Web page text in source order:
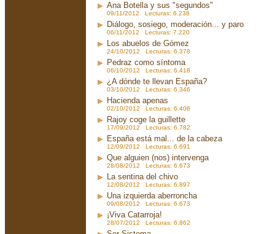
Ana Botella y sus "segundos"
09/11/2012 Lecturas: 6.238
Diálogo, sosiego, moderación... y paro
06/11/2012 Lecturas: 7.220
Los abuelos de Gómez
24/10/2012 Lecturas: 6.378
Pedraz como síntoma
06/10/2012 Lecturas: 6.418
¿A dónde te llevan España?
03/10/2012 Lecturas: 6.346
Hacienda apenas
02/10/2012 Lecturas: 6.406
Rajoy coge la guillette
17/09/2012 Lecturas: 6.782
España está mal... de la cabeza
12/09/2012 Lecturas: 6.691
Que alguien (nos) intervenga
28/08/2012 Lecturas: 6.673
La sentina del chivo
12/08/2012 Lecturas: 6.897
Una izquierda aberroncha
09/08/2012 Lecturas: 6.673
¡Viva Catarroja!
28/07/2012 Lecturas: 6.862